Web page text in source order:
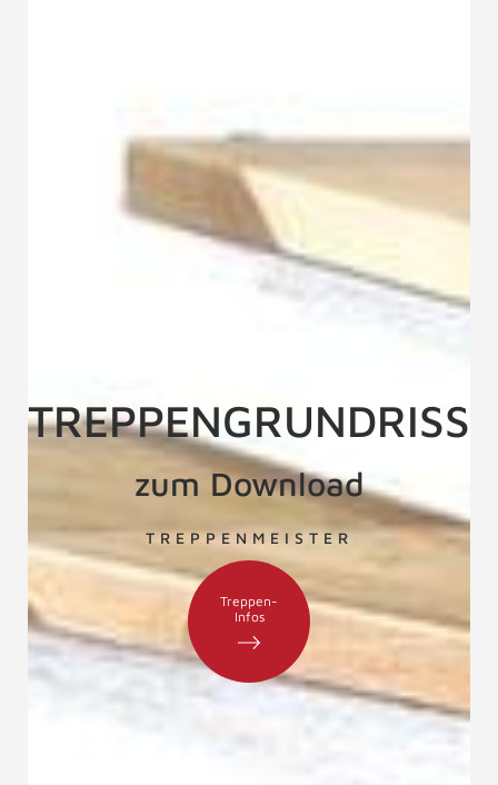
TREPPENGRUNDRISSE
zum Download
TREPPENMEISTER
Treppen-
Infos